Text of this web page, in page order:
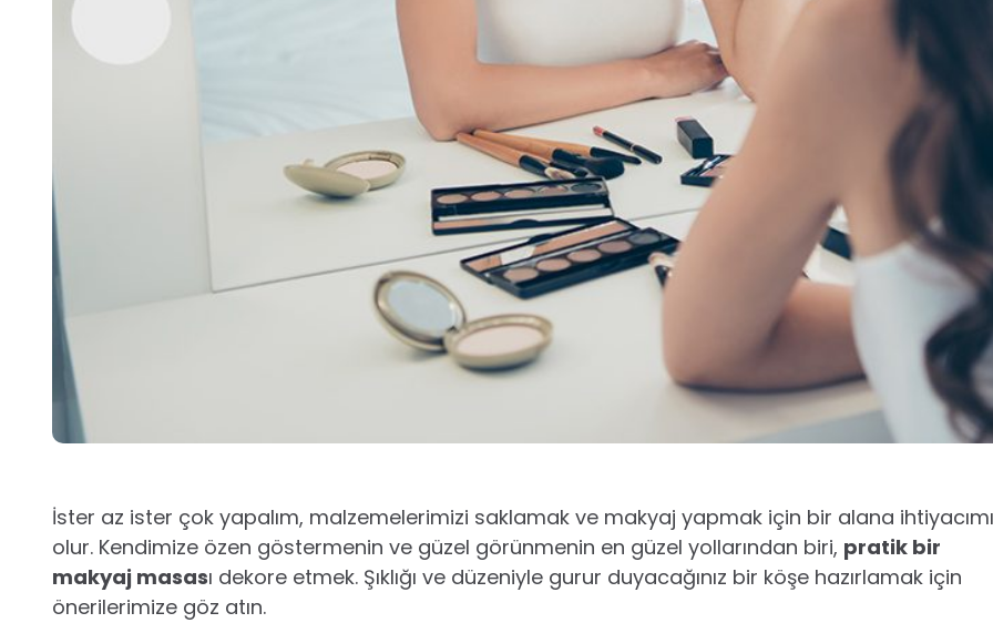
İster az ister çok yapalım, malzemelerimizi saklamak ve makyaj yapmak için bir alana
olur. Kendimize özen göstermenin ve güzel görünmenin en güzel yollarından biri, pratik bir
makyaj masası dekore etmek. Şıklığı ve düzeniyle gurur duyacağınız bir köşe hazırlamak için
önerilerimize göz atın.